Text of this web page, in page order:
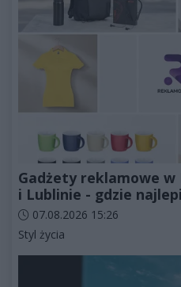
Gadżety reklamowe w
i Lublinie - gdzie
Data dodania artykułu:
07.08.2026 15:26
Kategorie artykułu:
Styl życia